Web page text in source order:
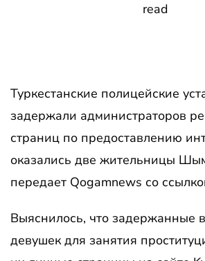
read
Туркестанские полицейские
задержали администраторов
страниц по предоставлению
оказались две жительницы
передает Qogamnews со
Выяснилось, что задержанные
девушек для занятия